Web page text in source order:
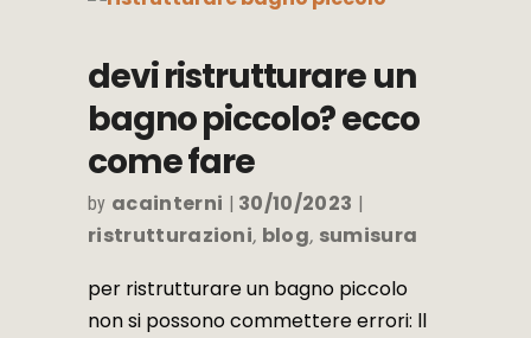
devi ristrutturare un
bagno piccolo? ecco
come fare
by acainterni
30/10/2023
ristrutturazioni, blog, sumisura
per ristrutturare un bagno piccolo
non si possono commettere errori: ll